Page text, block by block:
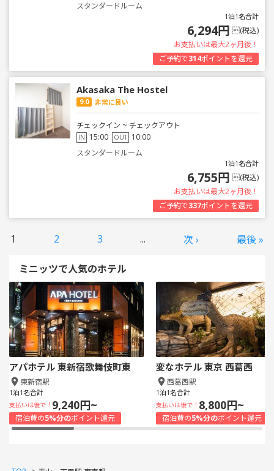
スタンダードルーム
1泊1名合計
6,294円 (税込)
お支払いは最大2ヶ月後！
ご予約で314ポイントを還元
Akasaka The Hostel
9.0 非常に良い
チェックイン ~ チェックアウト
IN 15:00 OUT 10:00
スタンダードルーム
1泊1名合計
6,755円 (税込)
お支払いは最大2ヶ月後！
ご予約で337ポイントを還元
1 2 3 ... 次 › 最後 »
ミニッツで人気のホテル
アパホテル 東新宿歌舞伎町東
東新宿駅
1泊1名合計
支払いは後で！ 9,240円~
宿泊費の5%分のポイント還元
変なホテル 東京 西葛西
西葛西駅
1泊1名合計
支払いは後で！ 8,800円~
宿泊費の5%分のポイント還元